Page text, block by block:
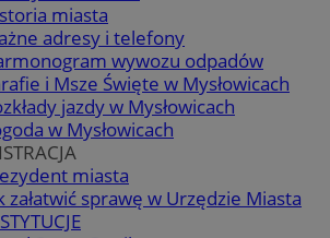
miasta
adresy i telefony
wywozu odpadów
i Msze Święte w Mysłowicach
jazdy w Mysłowicach
w Mysłowicach
miasta
załatwić sprawę w Urzędzie Miasta